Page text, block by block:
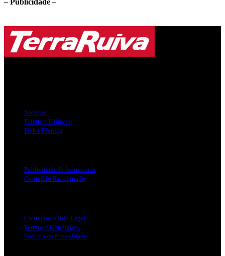
Notícias
Estatuto Editorial
Ficha Técnica
Publicidade & Assinaturas
Conteúdo Patrocinado
Contactos e Info Legal
Termos e Condições
Politica de Privacidade